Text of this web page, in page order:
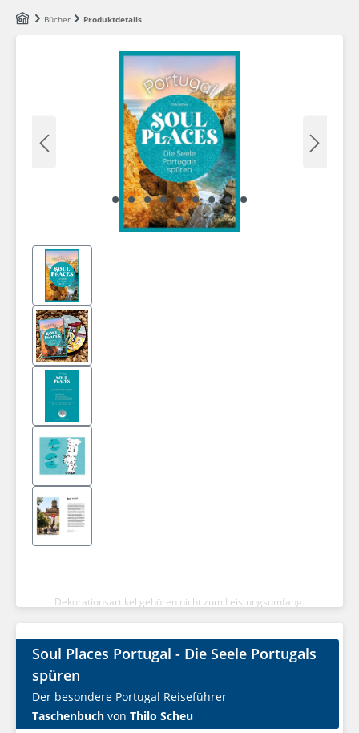
Zum Hauptinhalt springen
Bücher Produktdetails
Dekorationsartikel gehören nicht zum Leistungsumfang.
Soul Places Portugal - Die Seele Portugals
spüren
Der besondere Portugal Reiseführer
Taschenbuch von Thilo Scheu